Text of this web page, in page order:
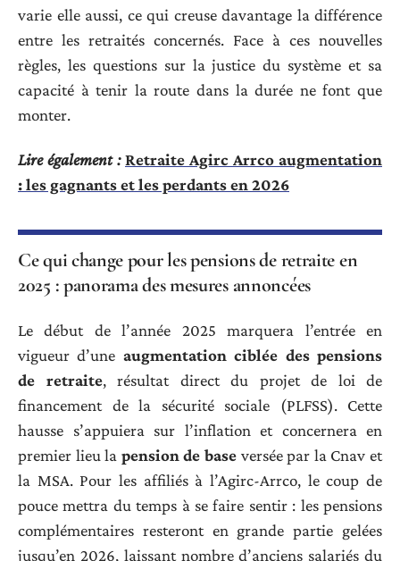
varie elle aussi, ce qui creuse davantage la différence
entre les retraités concernés. Face à ces nouvelles
règles, les questions sur la justice du système et sa
capacité à tenir la route dans la durée ne font que
monter.
Lire également : Retraite Agirc Arrco augmentation
: les gagnants et les perdants en 2026
Ce qui change pour les pensions de retraite en
2025 : panorama des mesures annoncées
Le début de l’année 2025 marquera l’entrée en
vigueur d’une augmentation ciblée des pensions
de retraite, résultat direct du projet de loi de
financement de la sécurité sociale (PLFSS). Cette
hausse s’appuiera sur l’inflation et concernera en
premier lieu la pension de base versée par la Cnav et
la MSA. Pour les affiliés à l’Agirc-Arrco, le coup de
pouce mettra du temps à se faire sentir : les pensions
complémentaires resteront en grande partie gelées
jusqu’en 2026, laissant nombre d’anciens salariés du